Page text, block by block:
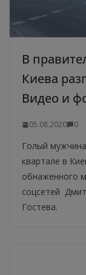
В
Киева
Видео и
05.08.2020 0
Голый
квартале в
обнаженного
соцсетей
Гостева.